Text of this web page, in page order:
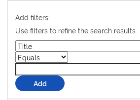
Add filters:
Use filters to refine the search results.